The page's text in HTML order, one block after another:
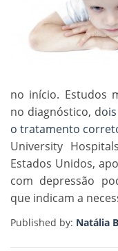
no início. Estudos
no diagnóstico, d
o tratamento
University
Estados Unidos,
com depressão
que indicam a
Published by: Natália